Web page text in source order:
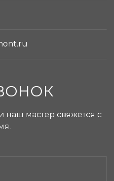
наш мастер свяжется с